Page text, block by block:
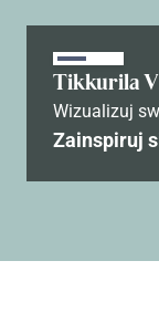
Tikkurila
Wizualizuj
Zainspiruj